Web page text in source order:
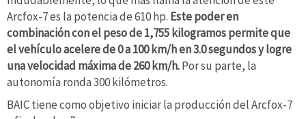
Arcfox-7 es la potencia de 610 hp. Este poder en
combinación con el peso de 1,755 kilogramos permite que
el vehículo acelere de 0 a 100 km/h en 3.0 segundos y logre
una velocidad máxima de 260 km/h.Por su parte, la
autonomía ronda 300 kilómetros.
BAIC tiene como objetivo iniciar la producción del Arcfox-7